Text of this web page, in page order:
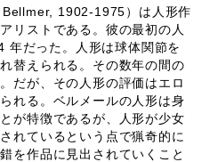
1902-1975）は人形作
リストである。彼の最初の人
年だった。人形は球体関節を
替えられる。その数年の間の
だが、その人形の評価はエロ
れる。ベルメールの人形は身
が特徴であるが、人形が少女
れているという点で猟奇的に
を作品に見出されていくこと